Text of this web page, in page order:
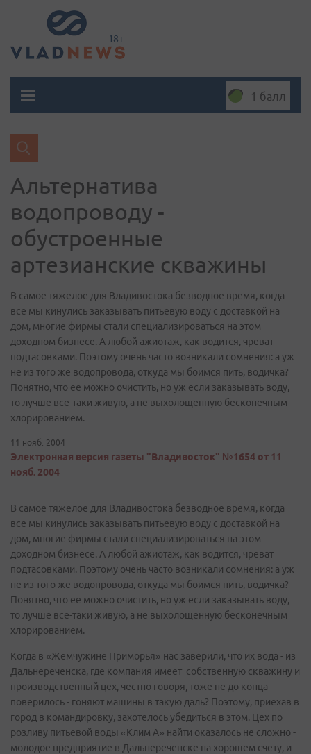
1 балл
Альтернатива
водопроводу -
обустроенные
артезианские скважины
В самое тяжелое для Владивостока безводное время, когда
все мы кинулись заказывать питьевую воду с доставкой на
дом, многие фирмы стали специализироваться на этом
доходном бизнесе. А любой ажиотаж, как водится, чреват
подтасовками. Поэтому очень часто возникали сомнения: а уж
не из того же водопровода, откуда мы боимся пить, водичка?
Понятно, что ее можно очистить, но уж если заказывать воду,
то лучше все-таки живую, а не выхолощенную бесконечным
хлорированием.
11 нояб. 2004
Электронная версия газеты "Владивосток" №1654 от 11
нояб. 2004
В самое тяжелое для Владивостока безводное время, когда
все мы кинулись заказывать питьевую воду с доставкой на
дом, многие фирмы стали специализироваться на этом
доходном бизнесе. А любой ажиотаж, как водится, чреват
подтасовками. Поэтому очень часто возникали сомнения: а уж
не из того же водопровода, откуда мы боимся пить, водичка?
Понятно, что ее можно очистить, но уж если заказывать воду,
то лучше все-таки живую, а не выхолощенную бесконечным
хлорированием.
Когда в «Жемчужине Приморья» нас заверили, что их вода - из
Дальнереченска, где компания имеет собственную скважину и
производственный цех, честно говоря, тоже не до конца
поверилось - гоняют машины в такую даль? Поэтому, приехав в
город в командировку, захотелось убедиться в этом. Цех по
розливу питьевой воды «Клим А» найти оказалось не сложно -
молодое предприятие в Дальнереченске на хорошем счету, и